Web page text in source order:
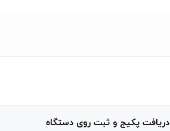
دریافت پکیج و ثبت روی دستگاه